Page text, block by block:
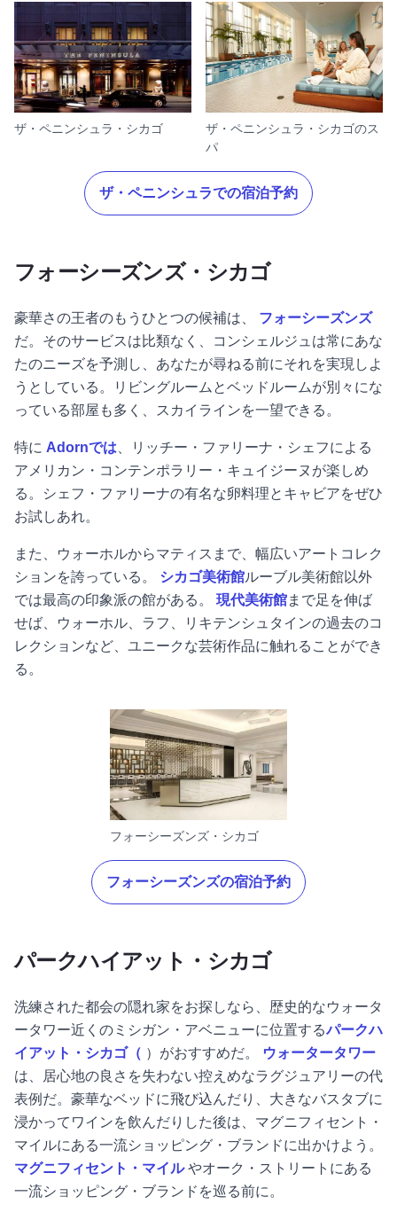
ザ・ペニンシュラ・シカゴ
ザ・ペニンシュラ・シカゴのス
パ
ザ・ペニンシュラでの宿泊予約
フォーシーズンズ・シカゴ
豪華さの王者のもうひとつの候補は、
フォーシーズンズ
だ。そのサービスは比類なく、コンシェルジュは常にあな
たのニーズを予測し、あなたが尋ねる前にそれを実現しよ
うとしている。リビングルームとベッドルームが別々にな
っている部屋も多く、スカイラインを一望できる。
特に Adornでは、リッチー・ファリーナ・シェフによる
アメリカン・コンテンポラリー・キュイジーヌが楽しめ
る。シェフ・ファリーナの有名な卵料理とキャビアをぜひ
お試しあれ。
また、ウォーホルからマティスまで、幅広いアートコレク
ションを誇っている。 シカゴ美術館ルーブル美術館以外
では最高の印象派の館がある。 現代美術館まで足を伸ば
せば、ウォーホル、ラフ、リキテンシュタインの過去のコ
レクションなど、ユニークな芸術作品に触れることができ
る。
フォーシーズンズ・シカゴ
フォーシーズンズの宿泊予約
パークハイアット・シカゴ
洗練された都会の隠れ家をお探しなら、歴史的なウォータ
ータワー近くのミシガン・アベニューに位置するパークハ
イアット・シカゴ（ ）がおすすめだ。
ウォータータワー
は、居心地の良さを失わない控えめなラグジュアリーの代
表例だ。豪華なベッドに飛び込んだり、大きなバスタブに
浸かってワインを飲んだりした後は、マグニフィセント・
マイルにある一流ショッピング・ブランドに出かけよう。
マグニフィセント・マイル やオーク・ストリートにある
一流ショッピング・ブランドを巡る前に。